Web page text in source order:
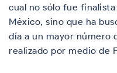
cual no sólo fue
México, sino que ha
día a un mayor número
realizado por medio de